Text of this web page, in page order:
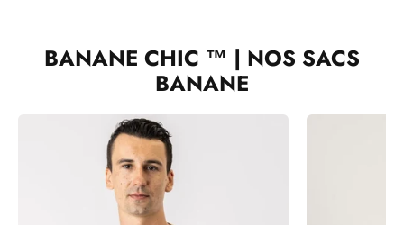
BANANE CHIC ™ | NOS SACS
BANANE